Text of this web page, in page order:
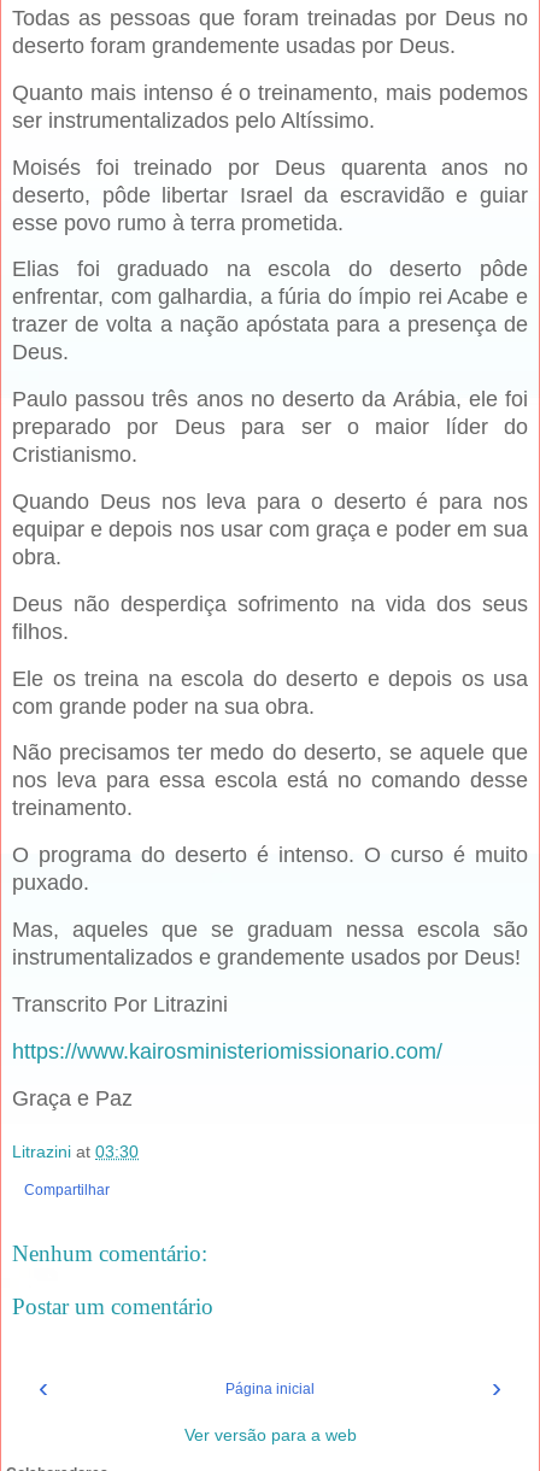
Todas as pessoas que foram treinadas por Deus no
deserto foram grandemente usadas por Deus.
Quanto mais intenso é o treinamento, mais podemos
ser instrumentalizados pelo Altíssimo.
Moisés foi treinado por Deus quarenta anos no
deserto, pôde libertar Israel da escravidão e guiar
esse povo rumo à terra prometida.
Elias foi graduado na escola do deserto pôde
enfrentar, com galhardia, a fúria do ímpio rei Acabe e
trazer de volta a nação apóstata para a presença de
Deus.
Paulo passou três anos no deserto da Arábia, ele foi
preparado por Deus para ser o maior líder do
Cristianismo.
Quando Deus nos leva para o deserto é para nos
equipar e depois nos usar com graça e poder em sua
obra.
Deus não desperdiça sofrimento na vida dos seus
filhos.
Ele os treina na escola do deserto e depois os usa
com grande poder na sua obra.
Não precisamos ter medo do deserto, se aquele que
nos leva para essa escola está no comando desse
treinamento.
O programa do deserto é intenso. O curso é muito
puxado.
Mas, aqueles que se graduam nessa escola são
instrumentalizados e grandemente usados por Deus!
Transcrito Por Litrazini
https://www.kairosministeriomissionario.com/
Graça e Paz
Litrazini at 03:30
Compartilhar
Nenhum comentário:
Postar um comentário
‹ ›
Página inicial
Ver versão para a web